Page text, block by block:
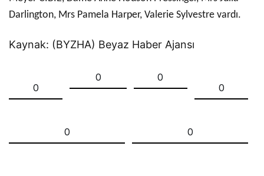
Darlington, Mrs Pamela Harper, Valerie Sylvestre vardı.
Kaynak: (BYZHA) Beyaz Haber Ajansı
0
0
0
0
0 0